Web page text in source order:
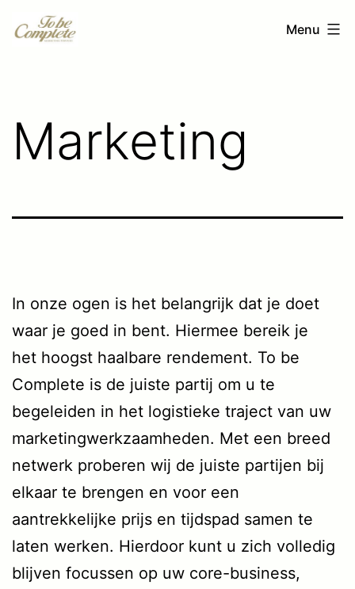
naar
To
Menu
Marketing
In onze ogen is het belangrijk dat je doet
waar je goed in bent. Hiermee bereik je
het hoogst haalbare rendement. To be
Complete is de juiste partij om u te
begeleiden in het logistieke traject van uw
marketingwerkzaamheden. Met een breed
netwerk proberen wij de juiste partijen bij
elkaar te brengen en voor een
aantrekkelijke prijs en tijdspad samen te
laten werken. Hierdoor kunt u zich volledig
blijven focussen op uw core-business,